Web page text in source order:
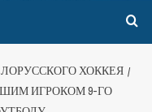
ХОККЕЯ
ИГРОКОМ 9-ГО